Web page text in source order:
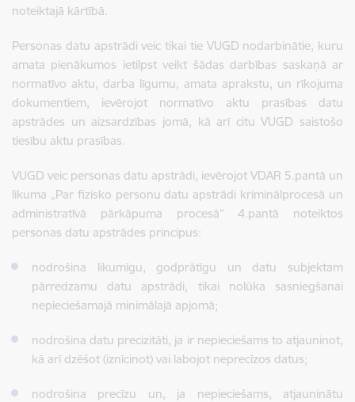
noteiktajā kārtībā.
Personas datu apstrādi veic tikai tie VUGD nodarbinātie, kuru
amata pienākumos ietilpst veikt šādas darbības saskaņā ar
normatīvo aktu, darba līgumu, amata aprakstu, un rīkojuma
dokumentiem, ievērojot normatīvo aktu prasības datu
apstrādes un aizsardzības jomā, kā arī citu VUGD saistošo
tiesību aktu prasības.
VUGD veic personas datu apstrādi, ievērojot VDAR 5.pantā un
likuma „Par fizisko personu datu apstrādi kriminālprocesā un
administratīvā pārkāpuma procesā” 4.pantā noteiktos
personas datu apstrādes principus:
nodrošina likumīgu, godprātīgu un datu subjektam
pārredzamu datu apstrādi, tikai nolūka sasniegšanai
nepieciešamajā minimālajā apjomā;
nodrošina datu precizitāti, ja ir nepieciešams to atjauninot,
kā arī dzēšot (iznīcinot) vai labojot neprecīzos datus;
nodrošina precīzu un, ja nepieciešams, atjauninātu